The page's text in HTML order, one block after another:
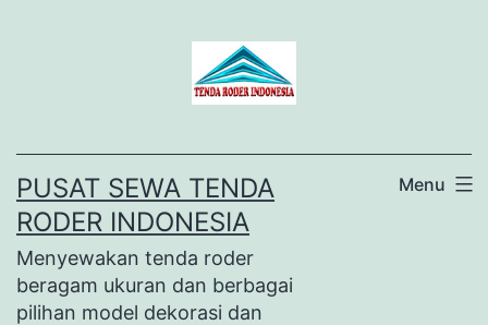
PUSAT SEWA TENDA
RODER INDONESIA
Menyewakan tenda roder
beragam ukuran dan berbagai
pilihan model dekorasi dan
Menu